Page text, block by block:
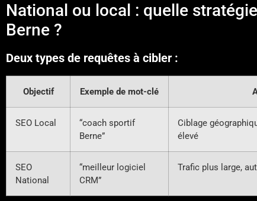
National ou local : quelle
Berne ?
Deux types de requêtes à cibler :
Objectif Exemple de mot-clé
SEO Local
“coach sportif
Berne”
Ciblage
élevé
SEO
National
“meilleur logiciel
CRM”
Trafic plus large,